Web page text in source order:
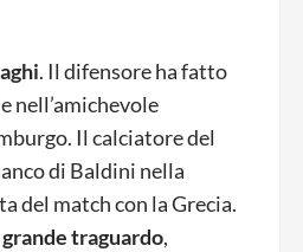
. Il difensore ha fatto
nell’amichevole
Il calciatore del
di Baldini nella
del match con la Grecia.
grande traguardo,